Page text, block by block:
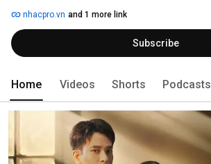
nhacpro.vn and 1 more link
Subscribe
Home Videos Shorts Podcasts